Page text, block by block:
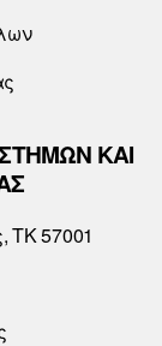
ΚΑΙ
ΤΚ 57001